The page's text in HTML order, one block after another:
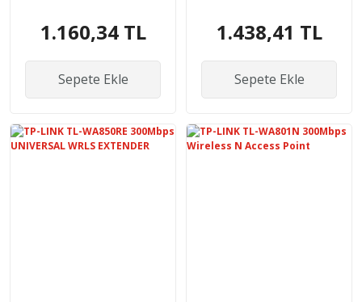
1.160,34 TL
Sepete Ekle
1.438,41 TL
Sepete Ekle